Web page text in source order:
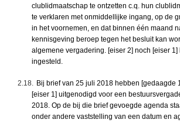
clublidmaatschap te ontzetten c.q. hun
te verklaren met onmiddellijke ingang, op de
in het voornemen, en dat binnen één maand
kennisgeving beroep tegen het besluit kan
algemene vergadering. [eiser 2] noch [eiser 1]
ingesteld.
2.18. Bij brief van 25 juli 2018 hebben [gedaagde
[eiser 1] uitgenodigd voor een
2018. Op de bij die brief gevoegde agenda
onder andere vaststelling van een datum en